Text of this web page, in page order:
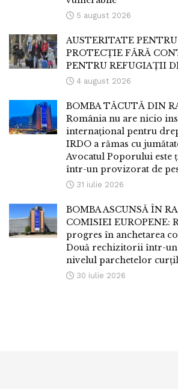
5 august 2026
AUSTERITATE
PROTECȚIE FĂRĂ
PENTRU REFUGIAȚII
4 august 2026
BOMBA TĂCUTĂ DIN
România nu are nicio
internațional pentru
IRDO a rămas cu
Avocatul Poporului este
într-un provizorat de
31 iulie 2026
BOMBA ASCUNSĂ ÎN
COMISIEI EUROPENE:
progres în anchetarea
Două rechizitorii într-un
nivelul parchetelor
30 iulie 2026